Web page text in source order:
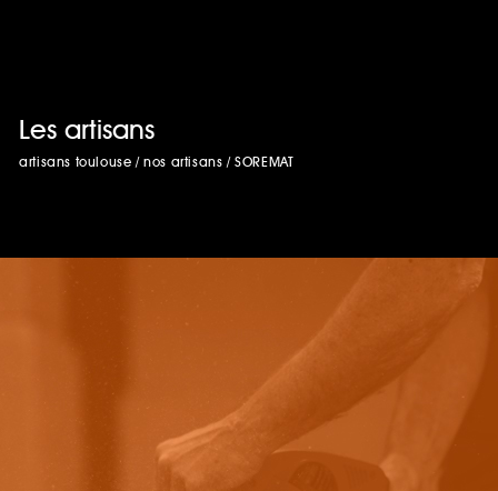
Les artisans
artisans toulouse /nos artisans /SOREMAT